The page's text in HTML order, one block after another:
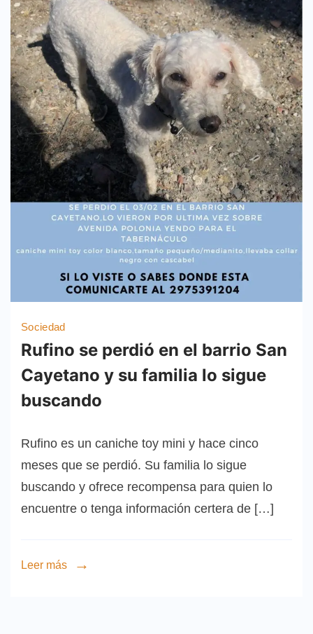
Sociedad
Rufino se perdió en el barrio San
Cayetano y su familia lo sigue
buscando
Rufino es un caniche toy mini y hace cinco
meses que se perdió. Su familia lo sigue
buscando y ofrece recompensa para quien lo
encuentre o tenga información certera de […]
Leer más